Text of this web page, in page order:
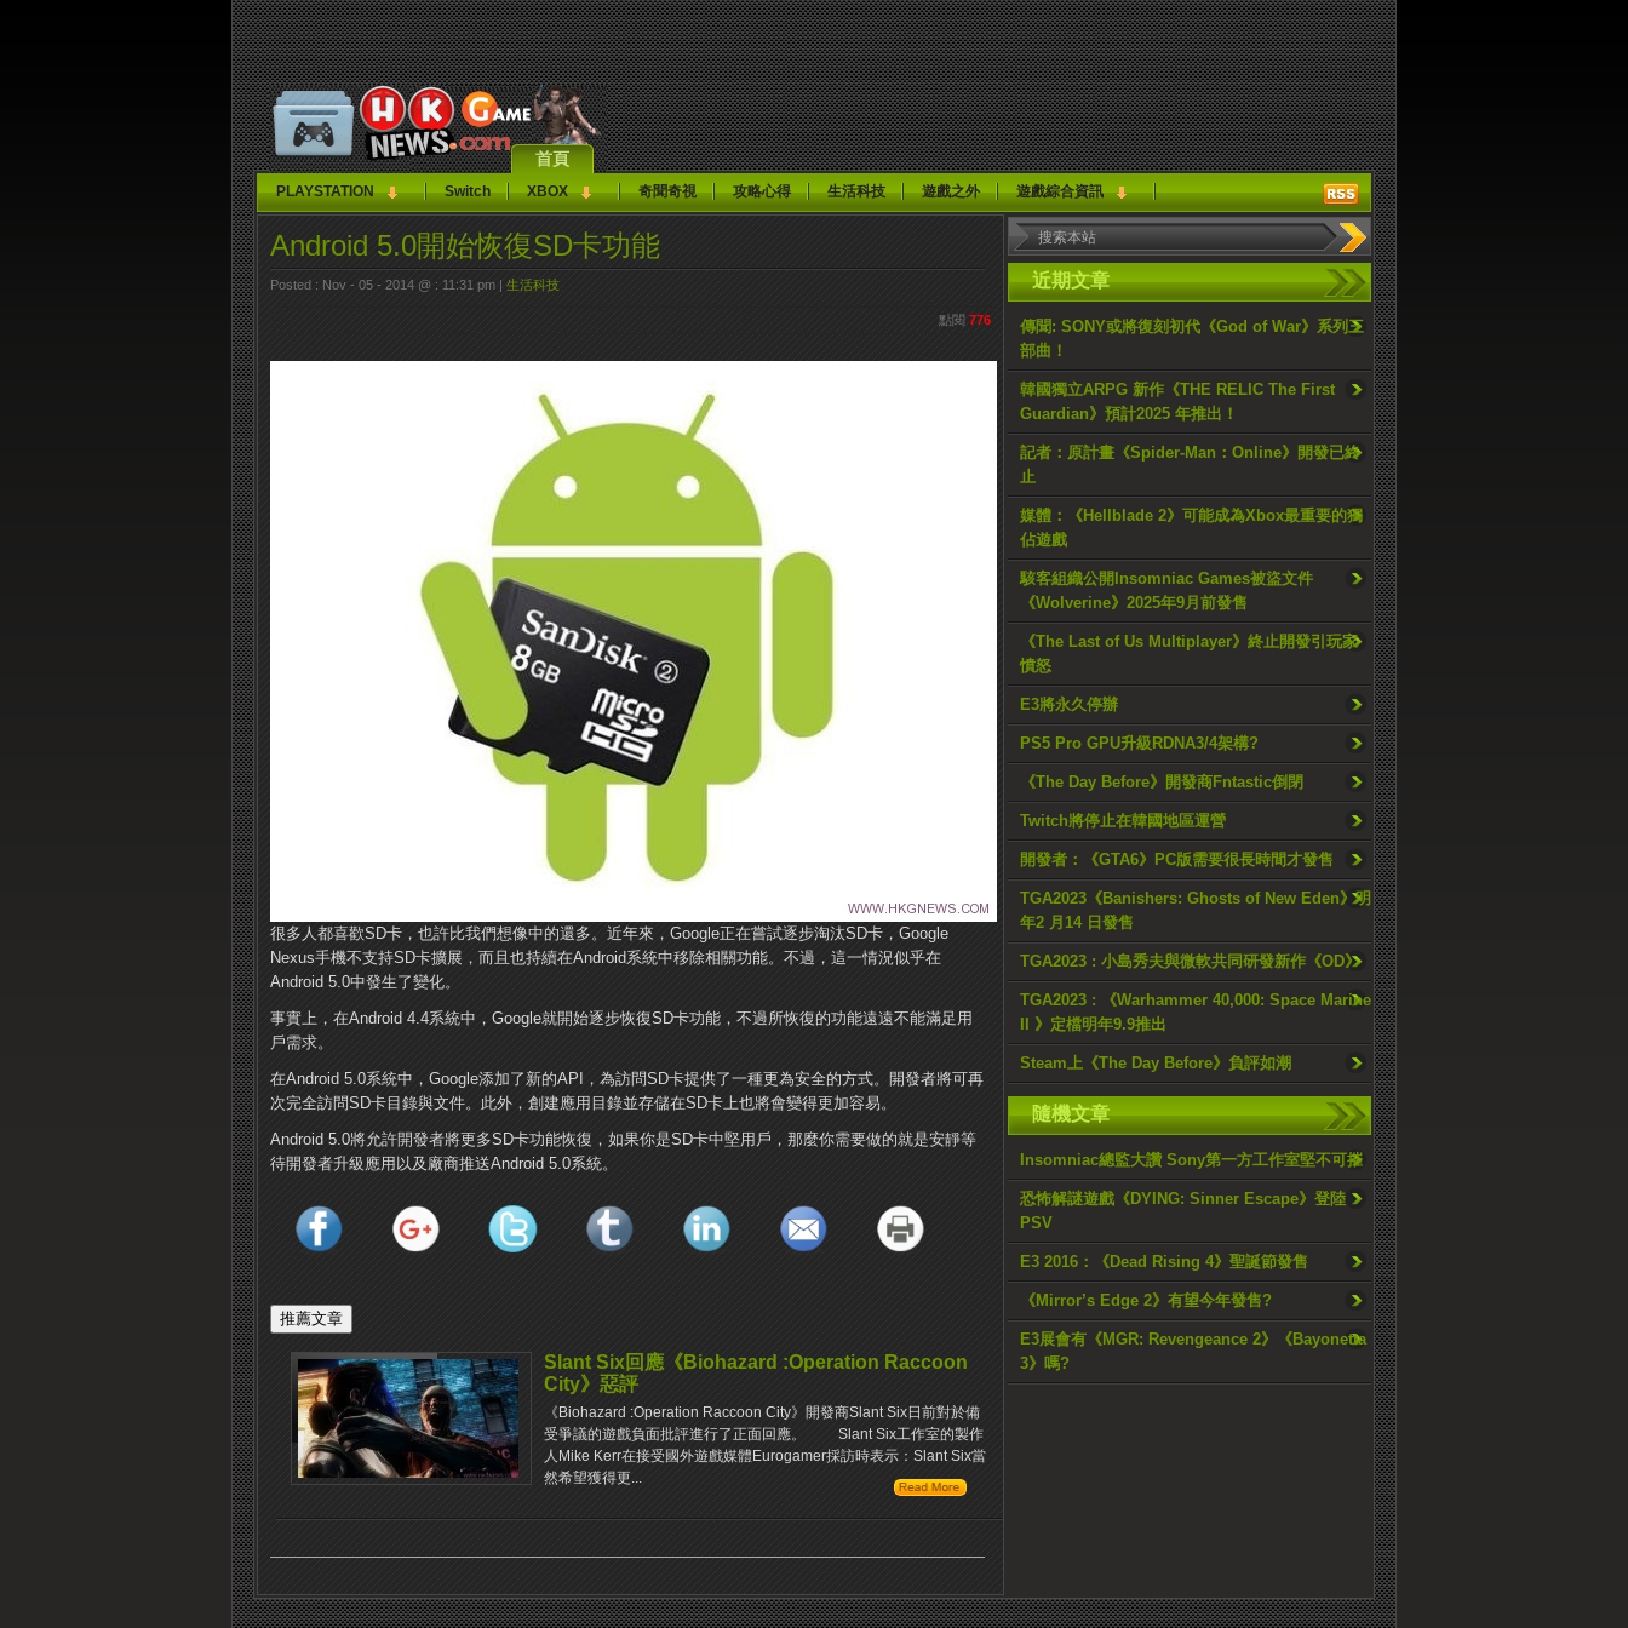
首頁
PLAYSTATION Switch XBOX 奇聞奇視 攻略心得 生活科技 遊戲之外 遊戲綜合資訊
近期文章
傳聞: SONY或將復刻初代《God of War》系列三
部曲！
韓國獨立ARPG 新作《THE RELIC The First
Guardian》預計2025 年推出！
記者：原計畫《Spider-Man：Online》開發已終
止
媒體：《Hellblade 2》可能成為Xbox最重要的獨
佔遊戲
駭客組織公開Insomniac Games被盜文件
《Wolverine》2025年9月前發售
《The Last of Us Multiplayer》終止開發引玩家
憤怒
E3將永久停辦
PS5 Pro GPU升級RDNA3/4架構?
《The Day Before》開發商Fntastic倒閉
Twitch將停止在韓國地區運營
開發者：《GTA6》PC版需要很長時間才發售
TGA2023《Banishers: Ghosts of New Eden》明
年2 月14 日發售
TGA2023 : 小島秀夫與微軟共同研發新作《OD》
TGA2023 : 《Warhammer 40,000: Space Marine
II 》定檔明年9.9推出
Steam上《The Day Before》負評如潮
隨機文章
Insomniac總監大讚 Sony第一方工作室堅不可摧
恐怖解謎遊戲《DYING: Sinner Escape》登陸
PSV
E3 2016：《Dead Rising 4》聖誕節發售
《Mirror’s Edge 2》有望今年發售?
E3展會有《MGR: Revengeance 2》《Bayonetta
3》嗎?
Android 5.0開始恢復SD卡功能
Posted : Nov - 05 - 2014 @ : 11:31 pm | 生活科技
點閱 776
很多人都喜歡SD卡，也許比我們想像中的還多。近年來，Google正在嘗試逐步淘汰SD卡，Google
Nexus手機不支持SD卡擴展，而且也持續在Android系統中移除相關功能。不過，這一情況似乎在
Android 5.0中發生了變化。
事實上，在Android 4.4系統中，Google就開始逐步恢復SD卡功能，不過所恢復的功能遠遠不能滿足用
戶需求。
在Android 5.0系統中，Google添加了新的API，為訪問SD卡提供了一種更為安全的方式。開發者將可再
次完全訪問SD卡目錄與文件。此外，創建應用目錄並存儲在SD卡上也將會變得更加容易。
Android 5.0將允許開發者將更多SD卡功能恢復，如果你是SD卡中堅用戶，那麼你需要做的就是安靜等
待開發者升級應用以及廠商推送Android 5.0系統。
Slant Six回應《Biohazard :Operation Raccoon
City》惡評
《Biohazard :Operation Raccoon City》開發商Slant Six日前對於備
受爭議的遊戲負面批評進行了正面回應。 Slant Six工作室的製作
人Mike Kerr在接受國外遊戲媒體Eurogamer採訪時表示：Slant Six當
然希望獲得更...